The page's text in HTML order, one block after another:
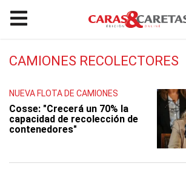
CAMIONES RECOLECTORES
NUEVA FLOTA DE CAMIONES
Cosse: "Crecerá un 70% la
capacidad de recolección de
contenedores"